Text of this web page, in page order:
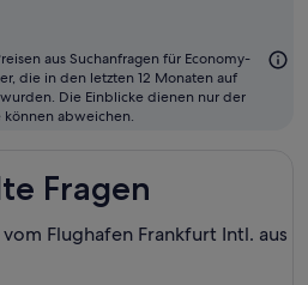
günstigste
Monat
zum
aus Suchanfragen für Economy-
die in den letzten 12 Monaten auf
Die Einblicke dienen nur der
können abweichen.
Fragen
Flughafen Frankfurt Intl. aus